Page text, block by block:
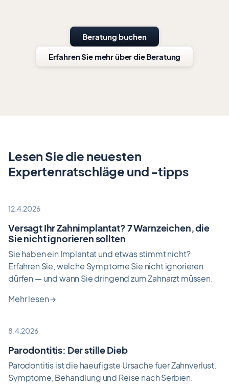
Beratung buchen
Erfahren Sie mehr über die Beratung
Lesen Sie die neuesten
Expertenratschläge und -tipps
12.4.2026
Versagt Ihr Zahnimplantat? 7 Warnzeichen, die
Sie nicht ignorieren sollten
Sie haben ein Implantat und etwas stimmt nicht?
Erfahren Sie, welche Symptome Sie nicht ignorieren
dürfen — und wann Sie dringend zum Zahnarzt müssen.
Mehr lesen→
8.4.2026
Parodontitis: Der stille Dieb
Parodontitis ist die haeufigste Ursache fuer Zahnverlust.
Symptome, Behandlung und Reise nach Serbien.